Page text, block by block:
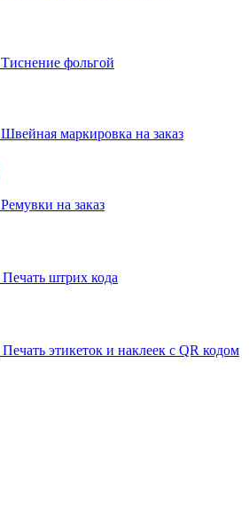
Тиснение фольгой
Швейная маркировка на заказ
Ремувки на заказ
Печать штрих кода
Печать этикеток и наклеек с QR кодом